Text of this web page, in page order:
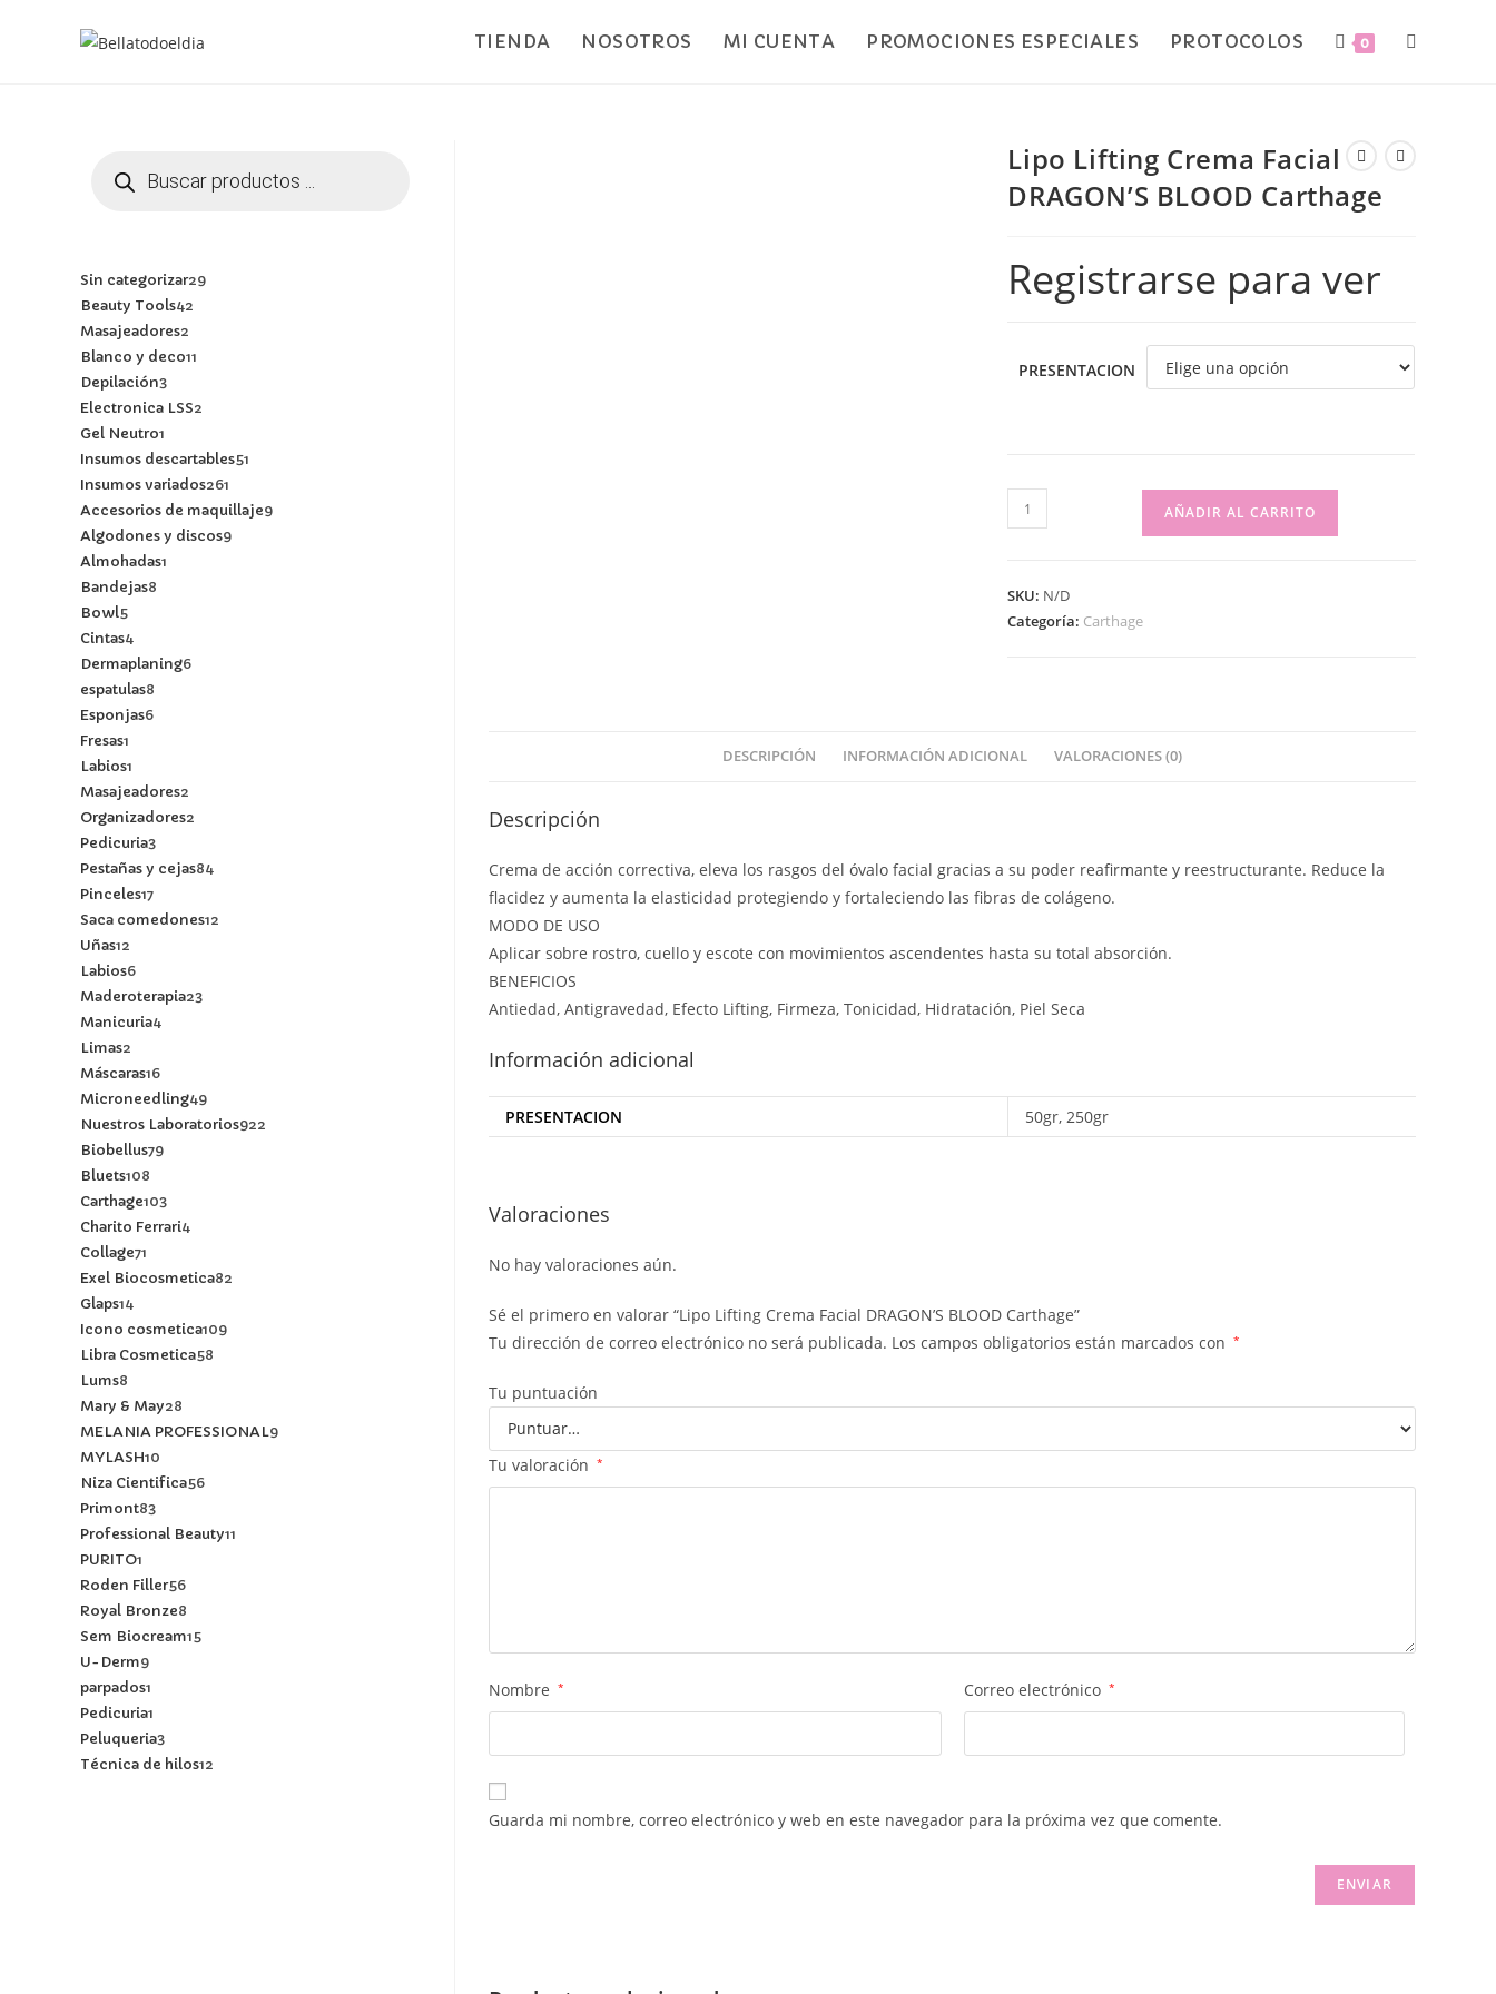
TIENDA NOSOTROS MI CUENTA PROMOCIONES ESPECIALES PROTOCOLOS 0
Lipo Lifting Crema Facial
DRAGON’S BLOOD Carthage
Registrarse para ver
PRESENTACION
AÑADIR AL CARRITO
SKU: N/D
Categoría: Carthage
DESCRIPCIÓN INFORMACIÓN ADICIONAL VALORACIONES (0)
Descripción
Crema de acción correctiva, eleva los rasgos del óvalo facial gracias a su poder reafirmante y reestructurante. Reduce la
flacidez y aumenta la elasticidad protegiendo y fortaleciendo las fibras de colágeno.
MODO DE USO
Aplicar sobre rostro, cuello y escote con movimientos ascendentes hasta su total absorción.
BENEFICIOS
Antiedad, Antigravedad, Efecto Lifting, Firmeza, Tonicidad, Hidratación, Piel Seca
Información adicional
PRESENTACION 50gr, 250gr
Valoraciones
No hay valoraciones aún.
Sé el primero en valorar “Lipo Lifting Crema Facial DRAGON’S BLOOD Carthage”
Tu dirección de correo electrónico no será publicada. Los campos obligatorios están marcados con *
Tu puntuación
Tu valoración *
Nombre * Correo electrónico *
Guarda mi nombre, correo electrónico y web en este navegador para la próxima vez que comente.
Sin categorizar29
Beauty Tools42
Masajeadores2
Blanco y deco11
Depilación3
Electronica LSS2
Gel Neutro1
Insumos descartables51
Insumos variados261
Accesorios de maquillaje9
Algodones y discos9
Almohadas1
Bandejas8
Bowl5
Cintas4
Dermaplaning6
espatulas8
Esponjas6
Fresas1
Labios1
Masajeadores2
Organizadores2
Pedicuria3
Pestañas y cejas84
Pinceles17
Saca comedones12
Uñas12
Labios6
Maderoterapia23
Manicuria4
Limas2
Máscaras16
Microneedling49
Nuestros Laboratorios922
Biobellus79
Bluets108
Carthage103
Charito Ferrari4
Collage71
Exel Biocosmetica82
Glaps14
Icono cosmetica109
Libra Cosmetica58
Lums8
Mary & May28
MELANIA PROFESSIONAL9
MYLASH10
Niza Cientifica56
Primont83
Professional Beauty11
PURITO1
Roden Filler56
Royal Bronze8
Sem Biocream15
U-Derm9
parpados1
Pedicuria1
Peluqueria3
Técnica de hilos12